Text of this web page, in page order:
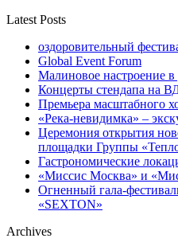
Latest Posts
оздоровительный
Global Event Forum
Малиновое настроение в
Концерты стендапа на
Премьера масштабного
«Река-невидимка» –
Церемония открытия
площадки Группы
Гастрономические
«Миссис Москва» и
Огненный гала-
«SEXTON»
Archives